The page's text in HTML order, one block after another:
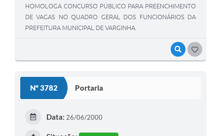
VISUALIZAR
HOMOLOGA CONCURSO PÚBLICO PARA PREENCHIMENTO
DE VAGAS NO QUADRO GERAL DOS FUNCIONÁRIOS DA
PREFEITURA MUNICIPAL DE VARGINHA.
Nº 3782 Portaria
Data: 26/06/2000